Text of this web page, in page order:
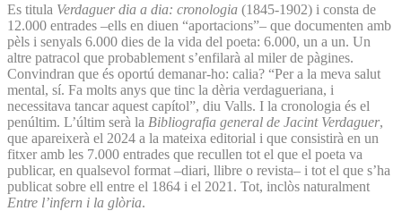
Es titula Verdaguer dia a dia: cronologia (1845-1902) i consta de
12.000 entrades –ells en diuen “aportacions”– que documenten amb
pèls i senyals 6.000 dies de la vida del poeta: 6.000, un a un. Un
altre patracol que probablement s’enfilarà al miler de pàgines.
Convindran que és oportú demanar-ho: calia? “Per a la meva salut
mental, sí. Fa molts anys que tinc la dèria verdagueriana, i
necessitava tancar aquest capítol”, diu Valls. I la cronologia és el
penúltim. L’últim serà la Bibliografia general de Jacint Verdaguer,
que apareixerà el 2024 a la mateixa editorial i que consistirà en un
fitxer amb les 7.000 entrades que recullen tot el que el poeta va
publicar, en qualsevol format –diari, llibre o revista– i tot el que s’ha
publicat sobre ell entre el 1864 i el 2021. Tot, inclòs naturalment
Entre l’infern i la glòria.